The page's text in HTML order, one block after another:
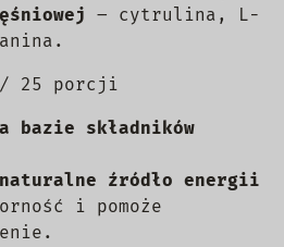
– cytrulina, L-
25 porcji
bazie składników
naturalne źródło energii
i pomoże